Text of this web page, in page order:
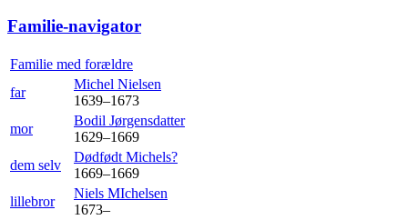
Familie-navigator
Familie med forældre
far
Michel Nielsen
1639–1673
mor
Bodil Jørgensdatter
1629–1669
dem selv
Dødfødt Michels?
1669–1669
lillebror
Niels MIchelsen
1673–